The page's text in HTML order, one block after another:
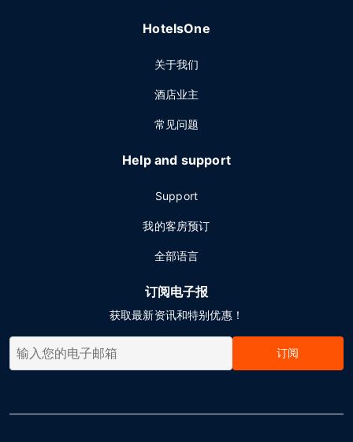
HotelsOne
关于我们
酒店业主
常见问题
Help and support
Support
我的客房预订
全部语言
订阅电子报
获取最新资讯和特别优惠！
订阅